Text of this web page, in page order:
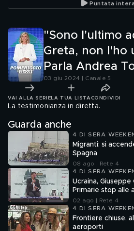
stati
Puntata
"Sono l'ultimo
Greta, non l'ho
Parla Andrea
03 giu 2024 | Canale 5
VAI ALLA SERIE LA TUA LISTA CONDIVIDI
La testimonianza in diretta.
Guarda anche
4 DI SERA
Migranti: si
Spagna
08 ago | Rete 4
4 DI SERA
Ucraina,
Primarie stop alle
02 ago | Rete 4
4 DI SERA
Frontiere chiuse,
aeroporti